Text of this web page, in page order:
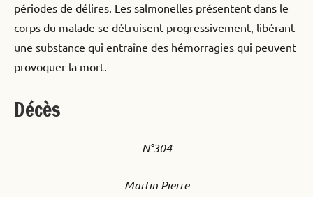
périodes de délires. Les salmonelles présentent dans le
corps du malade se détruisent progressivement, libérant
une substance qui entraîne des hémorragies qui peuvent
provoquer la mort.
Décès
N°304
Martin Pierre